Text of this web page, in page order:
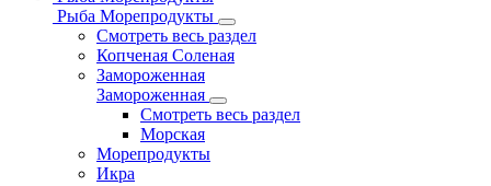
Рыба Морепродукты
Смотреть весь раздел
Копченая Соленая
Замороженная
Замороженная
Смотреть весь раздел
Морская
Морепродукты
Икра